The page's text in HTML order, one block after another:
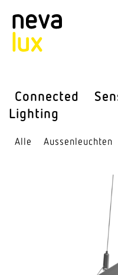
Connected
Lighting
Alle Aussen­leuchten